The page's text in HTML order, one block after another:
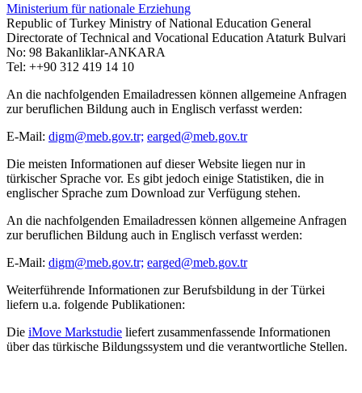
Ministerium für nationale Erziehung
Republic of Turkey Ministry of National Education General
Directorate of Technical and Vocational Education Ataturk Bulvari
No: 98 Bakanliklar-ANKARA
Tel: ++90 312 419 14 10
An die nachfolgenden Emailadressen können allgemeine Anfragen
zur beruflichen Bildung auch in Englisch verfasst werden:
E-Mail: digm@meb.gov.tr; earged@meb.gov.tr
Die meisten Informationen auf dieser Website liegen nur in
türkischer Sprache vor. Es gibt jedoch einige Statistiken, die in
englischer Sprache zum Download zur Verfügung stehen.
An die nachfolgenden Emailadressen können allgemeine Anfragen
zur beruflichen Bildung auch in Englisch verfasst werden:
E-Mail: digm@meb.gov.tr; earged@meb.gov.tr
Weiterführende Informationen zur Berufsbildung in der Türkei
liefern u.a. folgende Publikationen:
Die iMove Markstudie liefert zusammenfassende Informationen
über das türkische Bildungssystem und die verantwortliche Stellen.